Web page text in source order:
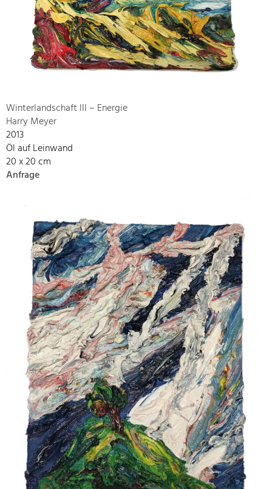
Winterlandschaft III – Energie
Harry Meyer
2013
Öl auf Leinwand
20 x 20 cm
Anfrage